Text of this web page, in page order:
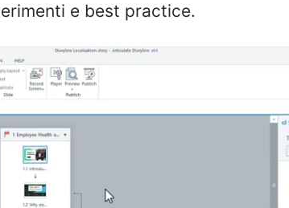
e best practice.